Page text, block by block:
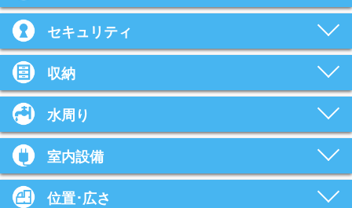
セキュリティ
収納
水周り
室内設備
位置･広さ